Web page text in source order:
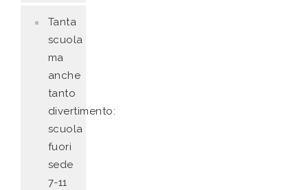
Tanta
scuola
ma
anche
tanto
divertimento:
scuola
fuori
sede
7-11